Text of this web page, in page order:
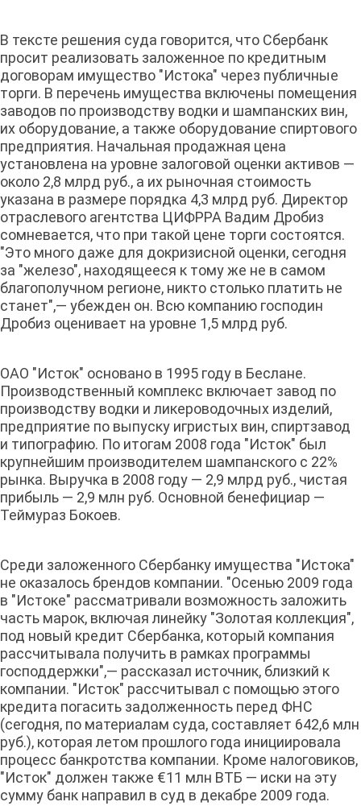
В тексте решения суда говорится, что Сбербанк
просит реализовать заложенное по кредитным
договорам имущество "Истока" через публичные
торги. В перечень имущества включены помещения
заводов по производству водки и шампанских вин,
их оборудование, а также оборудование спиртового
предприятия. Начальная продажная цена
установлена на уровне залоговой оценки активов —
около 2,8 млрд руб., а их рыночная стоимость
указана в размере порядка 4,3 млрд руб. Директор
отраслевого агентства ЦИФРРА Вадим Дробиз
сомневается, что при такой цене торги состоятся.
"Это много даже для докризисной оценки, сегодня
за "железо", находящееся к тому же не в самом
благополучном регионе, никто столько платить не
станет",— убежден он. Всю компанию господин
Дробиз оценивает на уровне 1,5 млрд руб.
ОАО "Исток" основано в 1995 году в Беслане.
Производственный комплекс включает завод по
производству водки и ликероводочных изделий,
предприятие по выпуску игристых вин, спиртзавод
и типографию. По итогам 2008 года "Исток" был
крупнейшим производителем шампанского с 22%
рынка. Выручка в 2008 году — 2,9 млрд руб., чистая
прибыль — 2,9 млн руб. Основной бенефициар —
Теймураз Бокоев.
Среди заложенного Сбербанку имущества "Истока"
не оказалось брендов компании. "Осенью 2009 года
в "Истоке" рассматривали возможность заложить
часть марок, включая линейку "Золотая коллекция",
под новый кредит Сбербанка, который компания
рассчитывала получить в рамках программы
господдержки",— рассказал источник, близкий к
компании. "Исток" рассчитывал с помощью этого
кредита погасить задолженность перед ФНС
(сегодня, по материалам суда, составляет 642,6 млн
руб.), которая летом прошлого года инициировала
процесс банкротства компании. Кроме налоговиков,
"Исток" должен также €11 млн ВТБ — иски на эту
сумму банк направил в суд в декабре 2009 года.